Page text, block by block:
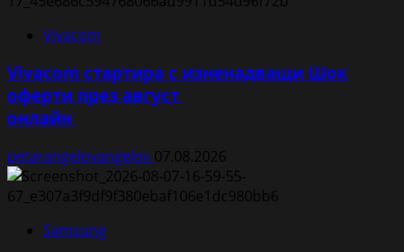
Vivacom
Vivacom стартира с изненадващи Шок
оферти през август
онлайн
petarangelovangelov 07.08.2026
Samsung